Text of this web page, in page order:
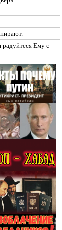
радуйтеся Ему с